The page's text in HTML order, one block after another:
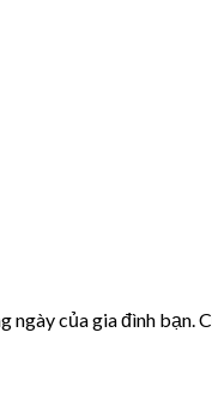
của gia đình bạn.